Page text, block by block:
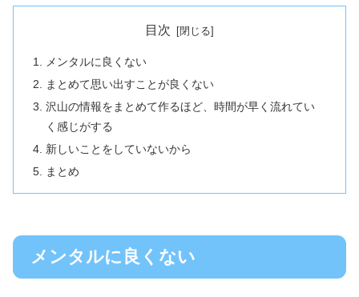
目次
メンタルに良くない
まとめて思い出すことが良くない
沢山の情報をまとめて作るほど、時間が早く流れてい
く感じがする
新しいことをしていないから
まとめ
メンタルに良くない